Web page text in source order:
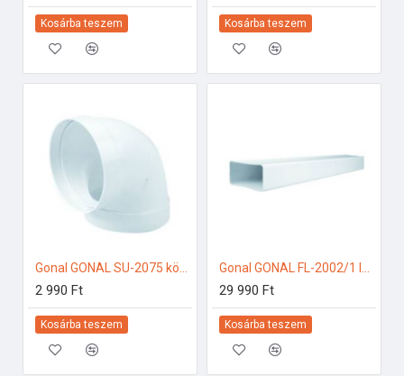
Kosárba teszem Kosárba teszem
Gonal GONAL SU-2075 könyök elem 90Â°, NA150 150-es páraelszívóhoz
2 990 Ft
Kosárba teszem
Gonal GONAL FL-2002/1 lapos csatorna, 90x220 L=1000 150-es páraelszívóhoz
29 990 Ft
Kosárba teszem